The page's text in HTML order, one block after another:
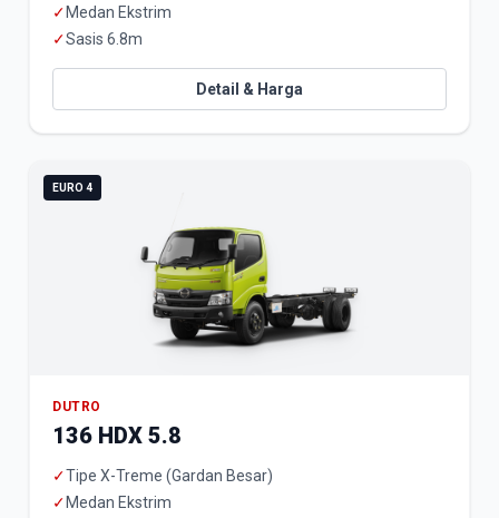
✓ Medan Ekstrim
✓Sasis 6.8m
Detail & Harga
EURO 4
DUTRO
136 HDX 5.8
✓Tipe X-Treme (Gardan Besar)
✓ Medan Ekstrim